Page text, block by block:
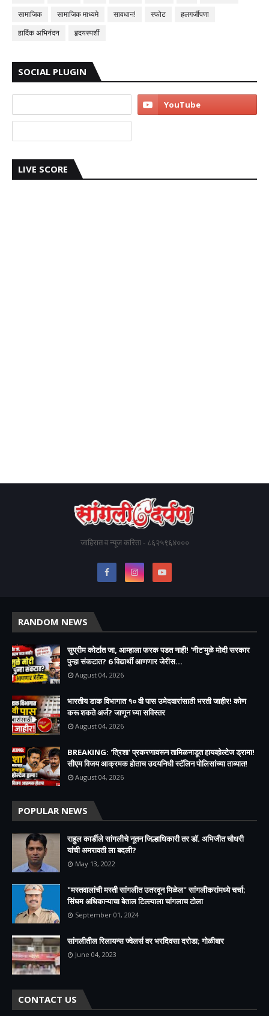
सामाजिक
सामाजिक माध्यमे सावधान! स्फोट
हलगर्जीपणा
हार्दिक अभिनंदन
हृदयस्पर्शी
SOCIAL PLUGIN
LIVE SCORE
जाहिरात व न्यूज करिता - ८६२५९६४०००
RANDOM NEWS
सुप्रीम कोर्टात जा, आम्हाला फरक पडत नाही! 'नीट'मुळे मोदी सरकार
पुन्हा संकटात? 6 विद्यार्थी आणणार जेरीस...
August 04, 2026
भारतीय डाक विभागात १० वी पास उमेदवारांसाठी भरती जाहीर! कोण
करू शकते अर्ज? जाणून घ्या सविस्तर
August 04, 2026
BREAKING: 'त्रिशा' प्रकरणावरून तामिळनाडूत हायव्होल्टेज ड्रामा!
सीएम विजय आक्रमक होताच उदयनिधी स्टॅलिन पोलिसांच्या ताब्यात!
August 04, 2026
POPULAR NEWS
राहुल कार्डीले सांगलीचे नूतन जिल्हाधिकारी तर डॉ. अभिजीत चौधरी
यांची अमरावती ला बदली?
May 13, 2022
"मस्तवालांची मस्ती सांगलीत उतरवून मिळेल" सांगलीकरांमध्ये चर्चा;
सिंघम अधिकाऱ्याचा बेताल टिल्ल्याला चांगलाच टोला
September 01, 2024
सांगलीतील रिलायन्स ज्वेलर्स वर भरदिवसा दरोडा; गोळीबार
June 04, 2023
CONTACT US